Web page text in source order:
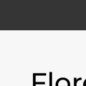
content